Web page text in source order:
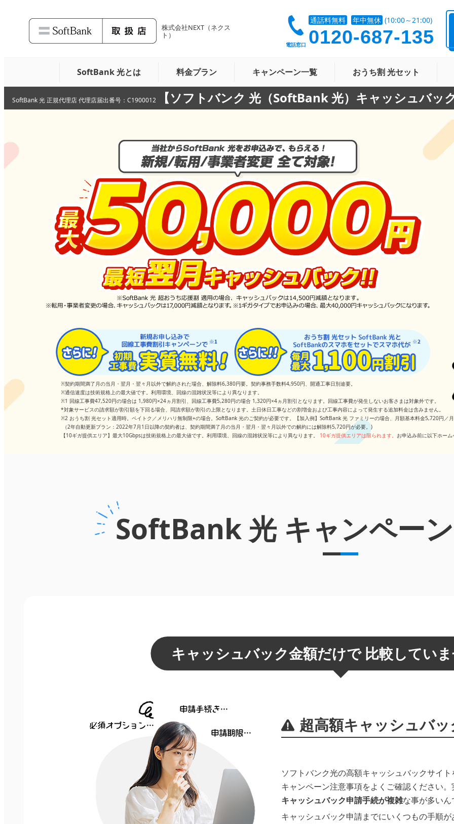
株式会社NEXT （ネクス
ト）
電話窓口
通話料無料 年中無休 (10:00～21:00)
0120-687-135
SoftBank 光とは 料金プラン キャンペーン一覧 おうち割 光セット
SoftBank 光 正規代理店 代理店届出番号：C1900012 【ソフトバンク 光（SoftBank 光）キャッシュバ
※契約期間満了月の当月・翌月・翌々月以外で解約された場合、解除料6,380円要。契約事務手数料4,950円、開通工事日別途要。
※通信速度は技術規格上の最大値です。利用環境、回線の混雑状況等により異なります。
※1 回線工事費47,520円の場合は 1,980円×24ヵ月割引、回線工事費5,280円の場合 1,320円×4ヵ月割引となります。回線工事費が発生しないお客さまは対象外です。
*対象サービスの請求額が割引額を下回る場合、同請求額が割引の上限となります。土日休日工事などの割増金および工事内容によって発生する追加料金は含みません。
※2 おうち割 光セット適用時。ペイトク／メリハリ無制限+の場合。SoftBank 光のご契約が必要です。【加入例】SoftBank 光 ファミリーの場合、月額基本料金5,720円／
（2年自動更新プラン：2022年7月1日以降の契約者は、契約期間満了月の当月・翌月・翌々月以外での解約には解除料5,720円が必要。)
【10ギガ提供エリア】最大10Gbpsは技術規格上の最大値です。利用環境、回線の混雑状況等により異なります。 10ギガ提供エリアは限られます。 お申込み前に以下ホー
SoftBank 光キャンペー
キャッシュバック金額だけで比較してい
超高額キャッシュバ
ソフトバンク光の高額キャッシュバックサイ
キャンペーン注意事項をよくご確認ください。
キャッシュバック申請手続が複雑な事が多いん
キャッシュバック申請までにいくつもの手順